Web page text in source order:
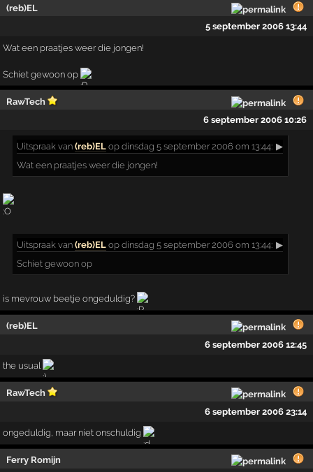
(reb)EL
5 september 2006 13:44
Wat een praatjes weer die jongen!
Schiet gewoon op
RawTech
6 september 2006 10:26
Uitspraak van(reb)EL op dinsdag 5 september 2006 om 13:44: ▶
Wat een praatjes weer die jongen!
Uitspraak van(reb)EL op dinsdag 5 september 2006 om 13:44: ▶
Schiet gewoon op
is mevrouw beetje ongeduldig?
(reb)EL
6 september 2006 12:45
the usual
RawTech
6 september 2006 23:14
ongeduldig, maar niet onschuldig
Ferry Romijn